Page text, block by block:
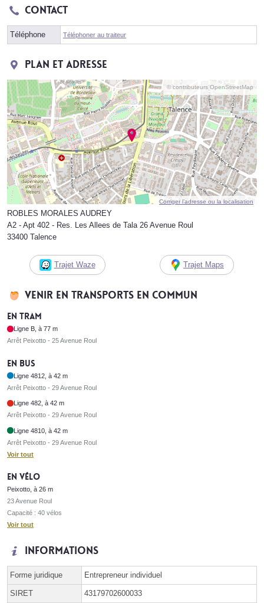
Contact
Téléphone Téléphoner au traiteur
Plan et adresse
© contributeurs OpenStreetMap
Corriger l’adresse ou la localisation
ROBLES MORALES AUDREY
A2 - Apt 402 - Res. Les Allees de Tala 26 Avenue Roul
33400 Talence
Trajet Waze Trajet Maps
Venir en transports en commun
En tram
Ligne B, à 77 m
Arrêt Peixotto - 25 Avenue Roul
En bus
Ligne 4812, à 42 m
Arrêt Peixotto - 29 Avenue Roul
Ligne 482, à 42 m
Arrêt Peixotto - 29 Avenue Roul
Ligne 4810, à 42 m
Arrêt Peixotto - 29 Avenue Roul
Voir tout
En vélo
Peixotto, à 26 m
23 Avenue Roul
Capacité : 40 vélos
Voir tout
Informations
Forme juridique Entrepreneur individuel
SIRET 43179702600033